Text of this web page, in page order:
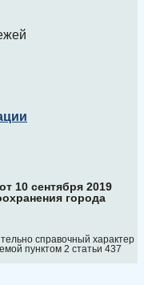
10 сентября 2019
города
справочный характер
пунктом 2 статьи 437